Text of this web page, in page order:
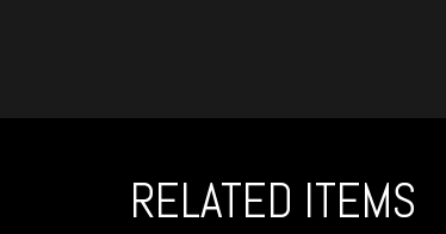
RELATED ITEMS